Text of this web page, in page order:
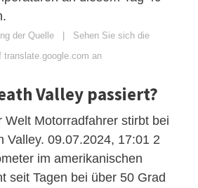
der Quelle | Sehen Sie sich die
translate.google.com an
Valley passiert?
Welt Motorradfahrer stirbt bei
Valley. 09.07.2024, 17:01 2
im amerikanischen
seit Tagen bei über 50 Grad